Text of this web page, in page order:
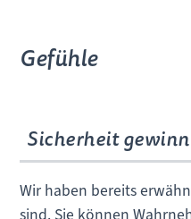
Gefühle
Sicherheit
Wir haben bereits
sind. Sie können